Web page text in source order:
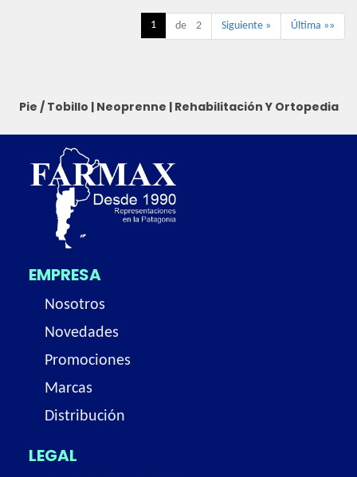
1 de 2 Siguiente » Última »»
Pie / Tobillo | Neoprenne | Rehabilitación Y Ortopedia
EMPRESA
Nosotros
Novedades
Promociones
Marcas
Distribución
LEGAL